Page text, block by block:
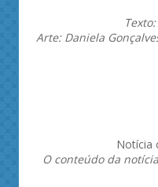
Arte: Daniela
Notícia
O conteúdo da